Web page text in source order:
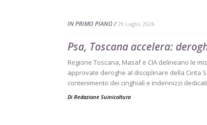
IN PRIMO PIANO 29 Luglio 2026
Psa, Toscana accelera:
Regione Toscana, Masaf e CIA delineano le
approvate deroghe al disciplinare della Cinta
contenimento dei cinghiali e indennizzi dedicati
Di Redazione Suinicoltura -